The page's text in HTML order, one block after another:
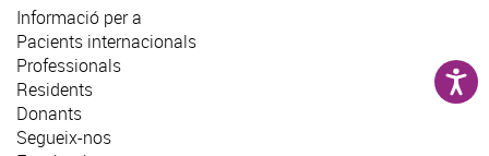
Informació per a
Pacients internacionals
Professionals
Residents
Donants
Segueix-nos